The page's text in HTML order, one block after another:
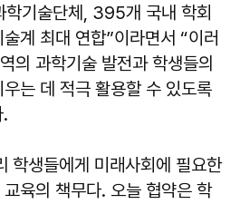
기술단체, 395개 국내 학회
계 최대 연합”이라면서 “이러
의 과학기술 발전과 학생들의
는 데 적극 활용할 수 있도록
학생들에게 미래사회에 필요한
육의 책무다. 오늘 협약은 학